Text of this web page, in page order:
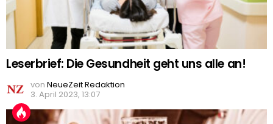
Leserbrief: Die Gesundheit geht uns alle an!
von NeueZeit Redaktion
3. April 2023, 13:07